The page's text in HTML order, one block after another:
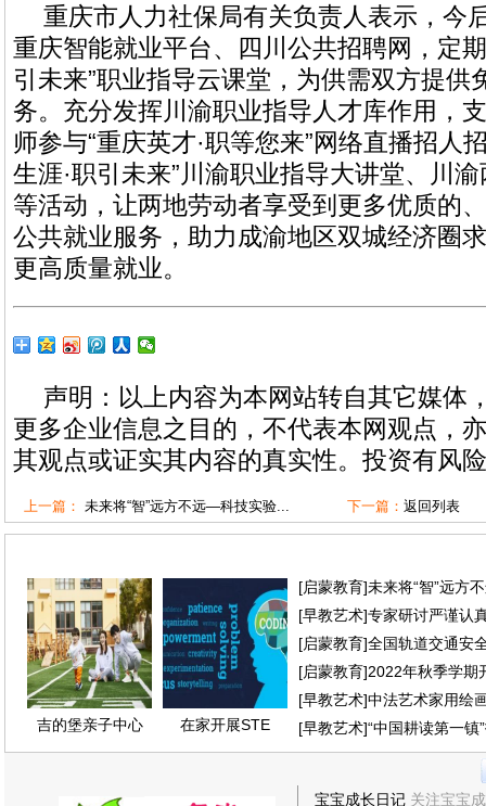
重庆市人力社保局有关负责人表示，今
重庆智能就业平台、四川公共招聘网，定
引未来”职业指导云课堂，为供需双方提供
务。充分发挥川渝职业指导人才库作用，
师参与“重庆英才·职等您来”网络直播招人
生涯·职引未来”川渝职业指导大讲堂、川
等活动，让两地劳动者享受到更多优质的
公共就业服务，助力成渝地区双城经济圈
更高质量就业。
声明：以上内容为本网站转自其它媒体
更多企业信息之目的，不代表本网观点，
其观点或证实其内容的真实性。投资有风
上一篇： 未来将“智”远方不远—科技实验... 下一篇： 返回列表
吉的堡亲子中心 在家开展STE
[启蒙教育]未来将“智”远方
[早教艺术]专家研讨严谨认
[启蒙教育]全国轨道交通安
[启蒙教育]2022年秋季学期
[早教艺术]中法艺术家用绘
[早教艺术]“中国耕读第一镇
宝宝成长日记 关注宝宝